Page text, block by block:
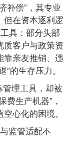
补偿”，其专业
但在资本逐利逻
具：部分头部
质客户与政策资
靠亲友推销、违
的生存压力。
理工具，却被
费生产机器”，
心化的困境。
监管适配不